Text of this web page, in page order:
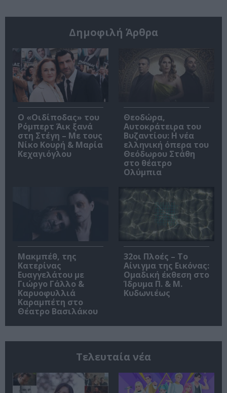
Δημοφιλή Άρθρα
O «Οιδίποδας» του
Ρόμπερτ Άικ ξανά
στη Στέγη – Με τους
Νίκο Κουρή & Μαρία
Κεχαγιόγλου
Θεοδώρα,
Αυτοκράτειρα του
Βυζαντίου: Η νέα
ελληνική όπερα του
Θεόδωρου Στάθη
στο θέατρο
Ολύμπια
Μακμπέθ, της
Κατερίνας
Ευαγγελάτου με
Γιώργο Γάλλο &
Καρυοφυλλιά
Καραμπέτη στο
Θέατρο Βασιλάκου
32οι Πλοές – Το
Αίνιγμα της Εικόνας:
Ομαδική έκθεση στο
Ίδρυμα Π. & Μ.
Κυδωνιέως
Τελευταία νέα